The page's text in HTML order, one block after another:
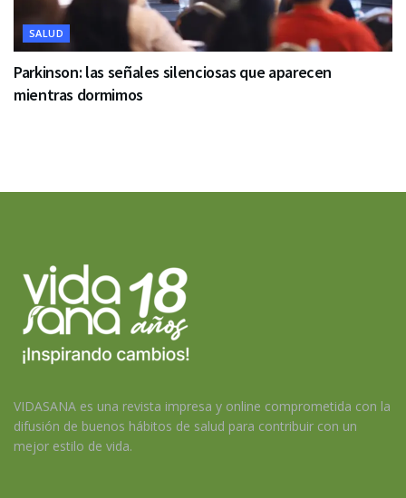
SALUD
Parkinson: las señales silenciosas que aparecen
mientras dormimos
VIDASANA es una revista impresa y online comprometida con la
difusión de buenos hábitos de salud para contribuir con un
mejor estilo de vida.